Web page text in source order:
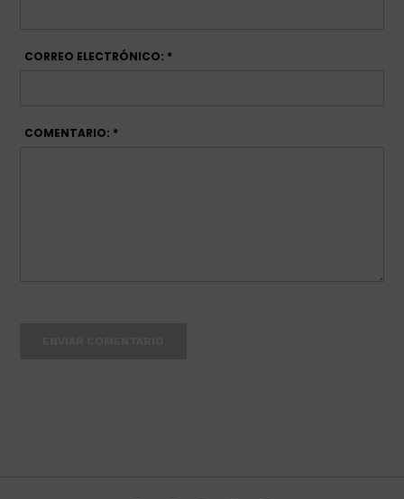
CORREO ELECTRÓNICO: *
COMENTARIO: *